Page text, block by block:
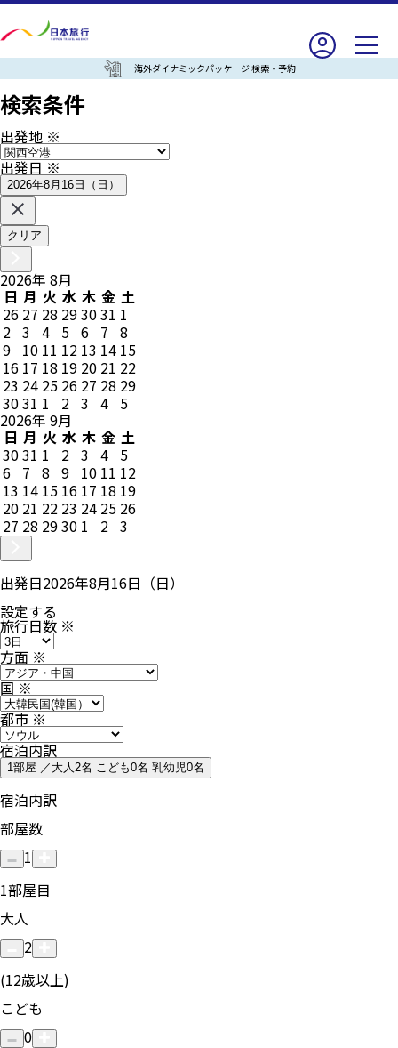
海外ダイナミックパッケージ 検索・予約
検索条件
出発地 ※
出発日※
2026年8月16日（日）
クリア
2026年 8月
日 月 火 水 木 金 土
26 27 28 293031 1
2 3 4 5 6 7 8
9 10 11 12 13 14 15
16 17 18 19 20 21 22
23 24 25 26 27 28 29
3031 1 2 3 4 5
2026年 9月
日 月 火 水 木 金 土
3031 1 2 3 4 5
6 7 8 9 10 11 12
13 14 15 16 17 18 19
20 21 22 23 24 25 26
27 28 2930 1 2 3
出発日2026年8月16日（日）
設定する
旅行日数 ※
方面※
国※
都市※
宿泊内訳
1部屋 ／大人2名 こども0名 乳幼児0名
宿泊内訳
部屋数
1
1部屋目
大人
2
(12歳以上)
こども
0